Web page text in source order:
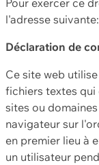
l'adresse suivante:
Déclaration de
Ce site web
fichiers textes qui
sites ou
navigateur sur
en premier lieu à
un utilisateur